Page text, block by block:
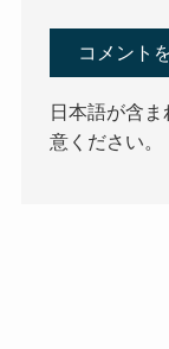
日本語が含
意ください。